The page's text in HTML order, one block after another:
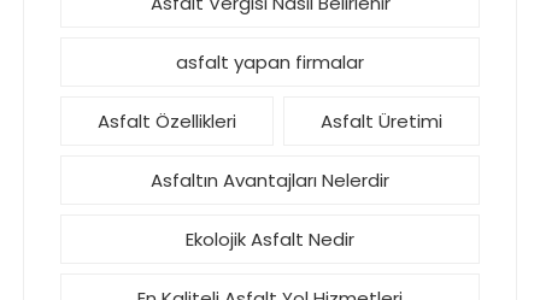
asfalt yapan firmalar
Asfalt Özellikleri Asfalt Üretimi
Asfaltın Avantajları Nelerdir
Ekolojik Asfalt Nedir